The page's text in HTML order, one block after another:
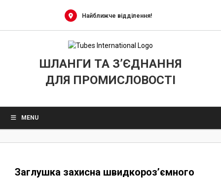
Найближче відділення!
ШЛАНГИ ТА З’ЄДНАННЯ
ДЛЯ ПРОМИСЛОВОСТІ
MENU
Заглушка захисна швидкороз’ємного